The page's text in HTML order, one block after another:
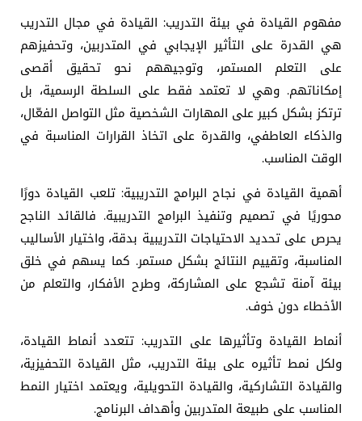
مفهوم القيادة في بيئة التدريب: القيادة في مجال التدريب
هي القدرة على التأثير الإيجابي في المتدربين، وتحفيزهم
على التعلم المستمر، وتوجيههم نحو تحقيق أقصى
إمكاناتهم. وهي لا تعتمد فقط على السلطة الرسمية، بل
ترتكز بشكل كبير على المهارات الشخصية مثل التواصل الفعّال،
والذكاء العاطفي، والقدرة على اتخاذ القرارات المناسبة في
الوقت المناسب.
أهمية القيادة في نجاح البرامج التدريبية: تلعب القيادة دورًا
محوريًا في تصميم وتنفيذ البرامج التدريبية. فالقائد الناجح
يحرص على تحديد الاحتياجات التدريبية بدقة، واختيار الأساليب
المناسبة، وتقييم النتائج بشكل مستمر. كما يسهم في خلق
بيئة آمنة تشجع على المشاركة، وطرح الأفكار، والتعلم من
الأخطاء دون خوف.
أنماط القيادة وتأثيرها على التدريب: تتعدد أنماط القيادة،
ولكل نمط تأثيره على بيئة التدريب، مثل القيادة التحفيزية،
والقيادة التشاركية، والقيادة التحويلية، ويعتمد اختيار النمط
المناسب على طبيعة المتدربين وأهداف البرنامج.